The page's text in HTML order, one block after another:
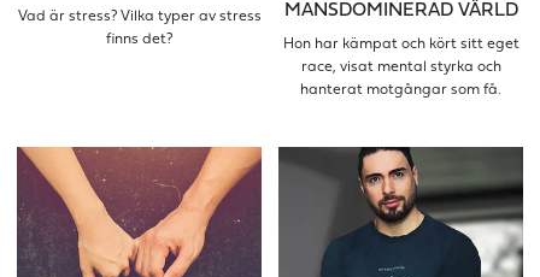
Vad är stress? Vilka typer av stress
finns det?
MANSDOMINERAD VÄRLD
Hon har kämpat och kört sitt eget
race, visat mental styrka och
hanterat motgångar som få.